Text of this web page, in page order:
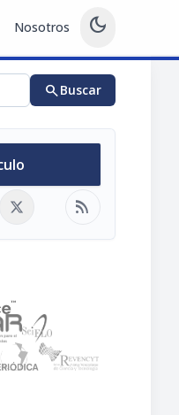
Nosotros dark_mode
searchBuscar
rss_feed